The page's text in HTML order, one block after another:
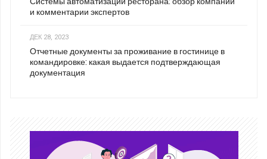
и комментарии экспертов
ДЕК 28, 2023
Отчетные документы за проживание в гостинице в
командировке: какая выдается подтверждающая
документация